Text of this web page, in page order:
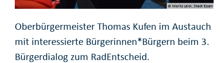
© Moritz Leick, Stadt Essen
Oberbürgermeister Thomas Kufen im Austauch
mit interessierte Bürgerinnen*Bürgern beim 3.
Bürgerdialog zum RadEntscheid.